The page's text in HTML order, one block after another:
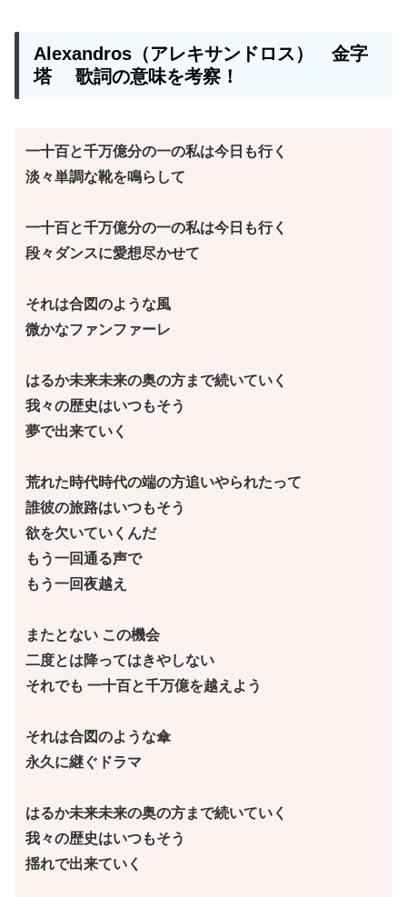
Alexandros（アレキサンドロス） 金字
塔 歌詞の意味を考察！
一十百と千万億分の一の私は今日も行く
淡々単調な靴を鳴らして
一十百と千万億分の一の私は今日も行く
段々ダンスに愛想尽かせて
それは合図のような風
微かなファンファーレ
はるか未来未来の奥の方まで続いていく
我々の歴史はいつもそう
夢で出来ていく
荒れた時代時代の端の方追いやられたって
誰彼の旅路はいつもそう
欲を欠いていくんだ
もう一回通る声で
もう一回夜越え
またとない この機会
二度とは降ってはきやしない
それでも 一十百と千万億を越えよう
それは合図のような傘
永久に継ぐドラマ
はるか未来未来の奥の方まで続いていく
我々の歴史はいつもそう
揺れで出来ていく